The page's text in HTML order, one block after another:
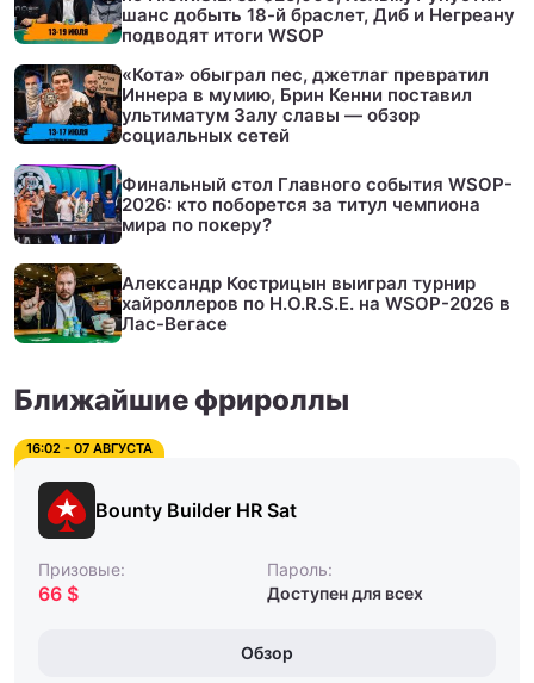
шанс добыть 18-й браслет, Диб и Негреану
подводят итоги WSOP
«Кота» обыграл пес, джетлаг превратил
Иннера в мумию, Брин Кенни поставил
ультиматум Залу славы — обзор
социальных сетей
Финальный стол Главного события WSOP-
2026: кто поборется за титул чемпиона
мира по покеру?
Александр Кострицын выиграл турнир
хайроллеров по H.O.R.S.E. на WSOP-2026 в
Лас-Вегасе
Ближайшие фрироллы
16:02 - 07 АВГУСТА
Bounty Builder HR Sat
Призовые:
66 $
Пароль:
Доступен для всех
Обзор